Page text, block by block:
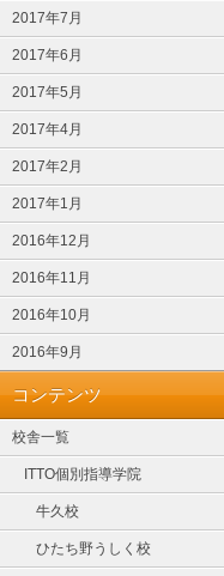
2017年7月
2017年6月
2017年5月
2017年4月
2017年2月
2017年1月
2016年12月
2016年11月
2016年10月
2016年9月
コンテンツ
校舎一覧
ITTO個別指導学院
牛久校
ひたち野うしく校